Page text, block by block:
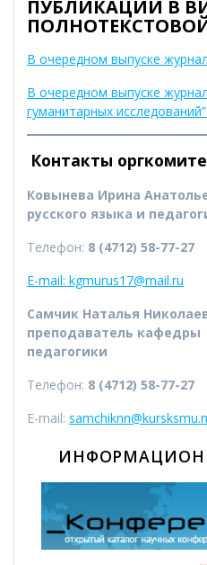
ПУБЛИКАЦИИ В
В очередном выпуске
В очередном выпуске
гуманитарных
Контакты
Ковынева Ирина
русского языка и
Телефон: 8 (4712) 58-77-27
E-mail: kgmurus17@mail.ru
Самчик Наталья
преподаватель кафедры
педагогики
Телефон: 8 (4712) 58-77-27
E-mail: